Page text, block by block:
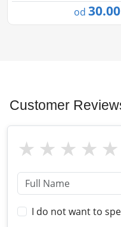
od
Customer
I do not want to